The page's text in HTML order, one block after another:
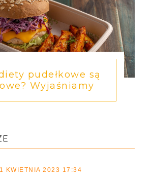
pudełkowe są
Wyjaśniamy
1 KWIETNIA 2023 17:34